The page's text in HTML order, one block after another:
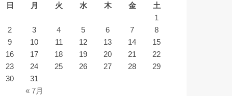
日
月 火 水 木 金 土
« 7月
1
2
3 4 5 6 7
8
9
10 11 12 13 14
15
16
17 18 19 20 21
22
23
24 25 26 27 28
29
30
31